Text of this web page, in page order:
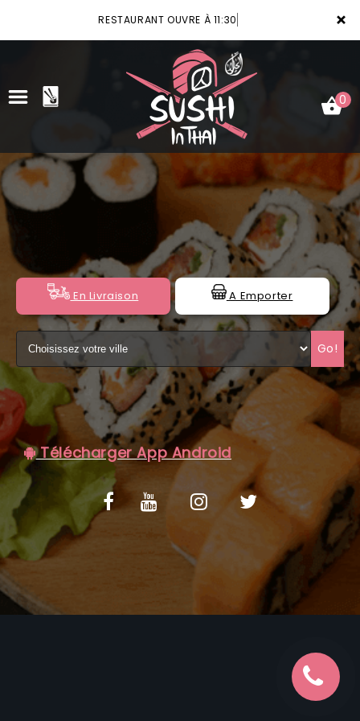
×
RESTAURANT OUVRE À 11:30
ACCUEIL
VOTRE COMPTE
NOTRE RESTAURANT
VOS AVIS
MENTIONS LÉGALES
C.G.V
0
En Livraison A Emporter
Go!
Télécharger App Android